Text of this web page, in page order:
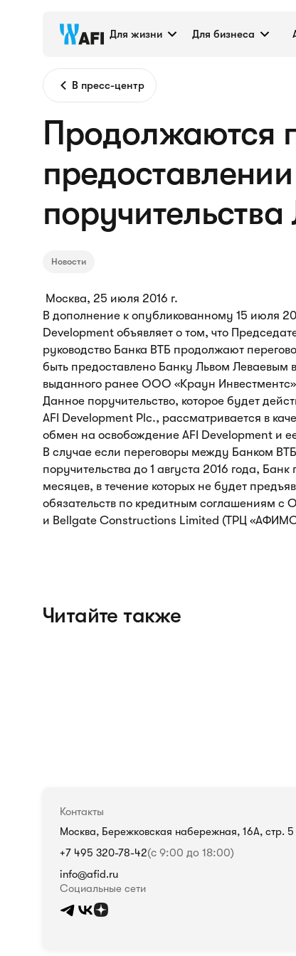
Для жизни Для бизнеса
В пресс-центр
Продолжаются
Новости
Москва, 25 июля 2016 г.
В дополнение к опубликованному 15 июля
Development объявляет о том, что
руководство Банка ВТБ продолжают
быть предоставлено Банку Львом Леваевым
выданного ранее ООО «Краун
Данное поручительство, которое будет
AFI Development Plc., рассматривается в
обмен на освобождение AFI Development и
В случае если переговоры между Банком
поручительства до 1 августа 2016 года,
месяцев, в течение которых не будет
обязательств по кредитным соглашениям
и Bellgate Constructions Limited (ТРЦ
Читайте также
Контакты
Москва, Бережковская набережная, 16А, стр. 5
+7 495 320-78-42(с 9:00 до 18:00)
info@afid.ru
Социальные сети